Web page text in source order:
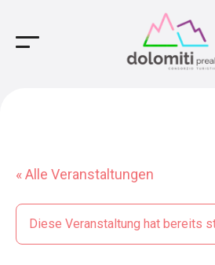
Main Navigation
« Alle Veranstaltungen
Diese Veranstaltung hat bereits